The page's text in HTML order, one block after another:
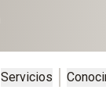
Servicios